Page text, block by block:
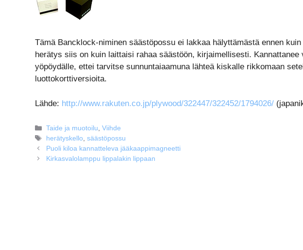
Tämä Bancklock-niminen säästöpossu ei lakkaa hälyttämästä ennen
herätys siis on kuin laittaisi rahaa säästöön, kirjaimellisesti. Kannattanee
yöpöydälle, ettei tarvitse sunnuntaiaamuna lähteä kiskalle rikkomaan
luottokorttiversioita.
Lähde: http://www.rakuten.co.jp/plywood/322447/322452/1794026/
Kategoriat
Taide ja muotoilu,Viihde
Avainsanat
herätyskello,säästöpossu
Puoli kiloa kannatteleva jääkaappimagneetti
Kirkasvalolamppu lippalakin lippaan